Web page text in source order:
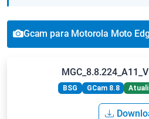
Gcam para Motorola Moto
BSG GCam 8.8